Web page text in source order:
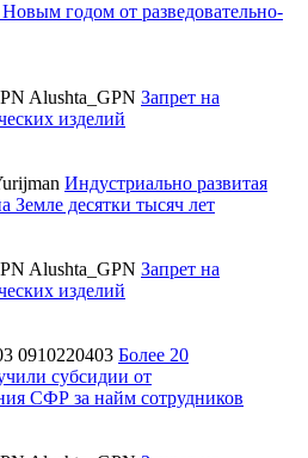
годом от разведовательно-
Alushta_GPN Запрет на
изделий
Индустриально развитая
Земле десятки тысяч лет
Alushta_GPN Запрет на
изделий
0910220403 Более 20
субсидии от
СФР за найм сотрудников